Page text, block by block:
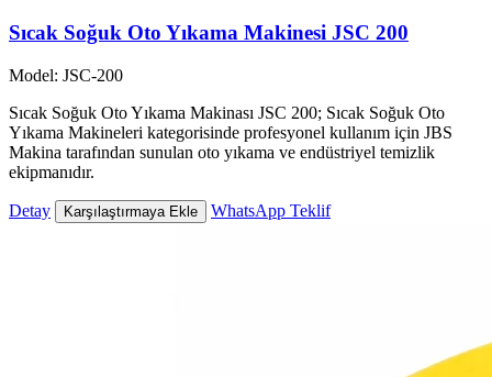
Sıcak Soğuk Oto Yıkama Makinesi JSC 200
Model: JSC-200
Sıcak Soğuk Oto Yıkama Makinası JSC 200; Sıcak Soğuk Oto
Yıkama Makineleri kategorisinde profesyonel kullanım için JBS
Makina tarafından sunulan oto yıkama ve endüstriyel temizlik
ekipmanıdır.
Detay Karşılaştırmaya Ekle WhatsApp Teklif